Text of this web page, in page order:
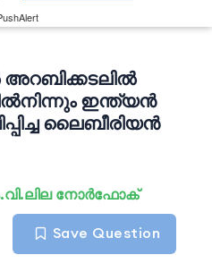
അറബിക്കടലിൽ
ഇന്ത്യൻ
ലൈബീരിയൻ
നോർഫോക്
Save Question